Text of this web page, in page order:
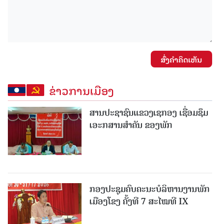
ສົ່ງຄໍາຄິດເຫັນ
ຂ່າວການເມືອງ
ສານປະຊາຊົນແຂວງເຊກອງ ເຊື່ອມຊຶມ
ເອະກສານສໍາຄັນ ຂອງພັກ
ກອງປະຊຸມຄົບຄະນະບໍລິຫານງານພັກ
ເມືອງໂຂງ ຄັ້ງທີ 7 ສະໄໝທີ IX